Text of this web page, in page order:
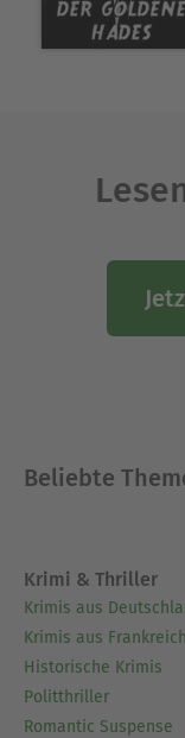
Beliebte
Krimi & Thriller
Krimis aus
Krimis aus Frankreich
Historische Krimis
Politthriller
Romantic Suspense